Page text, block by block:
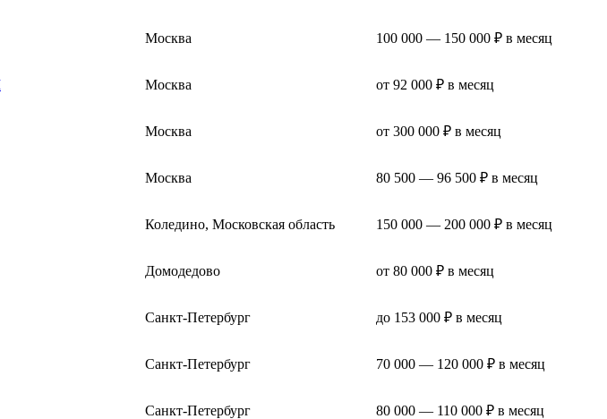
Москва 100 000 — 150 000 ₽ в месяц
Москва от 92 000 ₽ в месяц
Москва от 300 000 ₽ в месяц
Москва 80 500 — 96 500 ₽ в месяц
Коледино, Московская область 150 000 — 200 000 ₽ в месяц
Домодедово от 80 000 ₽ в месяц
Санкт-Петербург до 153 000 ₽ в месяц
Санкт-Петербург 70 000 — 120 000 ₽ в месяц
Санкт-Петербург 80 000 — 110 000 ₽ в месяц